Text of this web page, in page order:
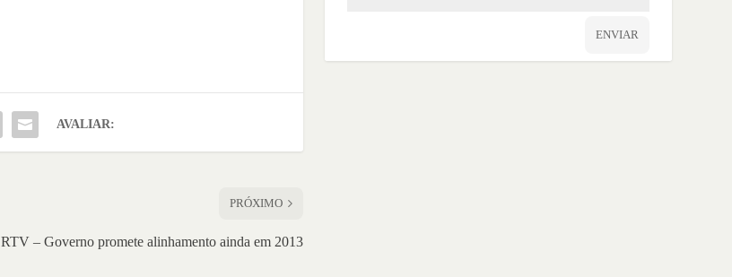
AVALIAR:
PRÓXIMO
RTV – Governo promete alinhamento ainda em 2013
ENVIAR